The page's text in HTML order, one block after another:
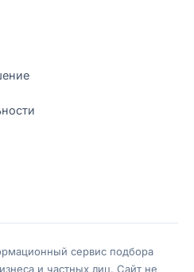
сервис подбора
и частных лиц. Сайт не